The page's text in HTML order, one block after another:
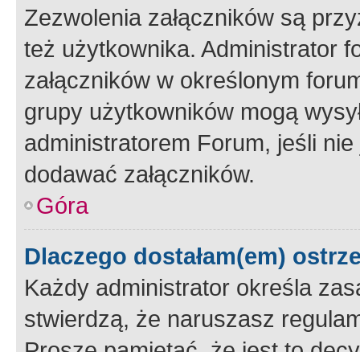
Zezwolenia załączników są
też użytkownika. Administrator
załączników w określonym
grupy użytkowników mogą
administratorem Forum, jeśli
dodawać załączników.
Góra
Dlaczego dostałam(em)
Każdy administrator określa
stwierdzą, że naruszasz